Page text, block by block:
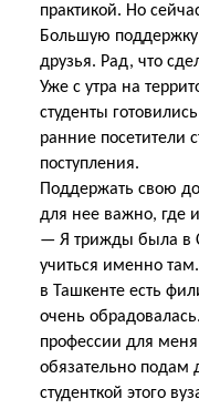
практикой. Но
Большую поддержку
друзья. Рад, что
Уже с утра на
студенты
ранние посетители
поступления.
Поддержать свою
для нее важно, где
— Я трижды была в
учиться именно
в Ташкенте есть
очень
профессии для
обязательно подам
студенткой этого